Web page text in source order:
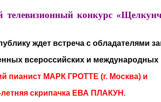
конкурс
ждет встреча с обладателями
всероссийских и международных
пианист МАРК ГРОТТЕ (г. Москва) и
летняя скрипачка ЕВА ПЛАКУН .